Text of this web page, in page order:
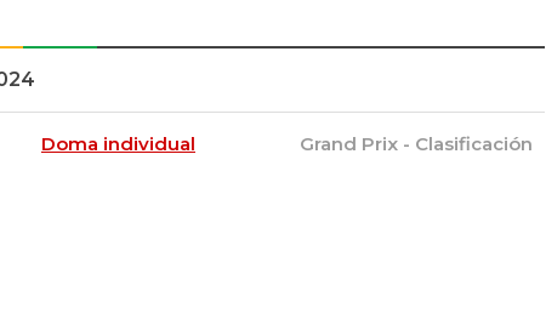
Doma individual Grand Prix - Clasificación